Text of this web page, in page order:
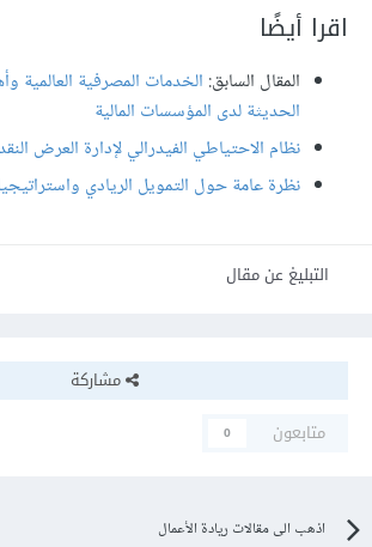
اقرا أيضًا
المقال السابق: الخدمات المصرفية العالمية
الحديثة لدى المؤسسات المالية
نظام الاحتياطي الفيدرالي لإدارة العرض
نظرة عامة حول التمويل الريادي
التبليغ عن مقال
مشاركة
متابعون
0
اذهب الى مقالات ريادة الأعمال